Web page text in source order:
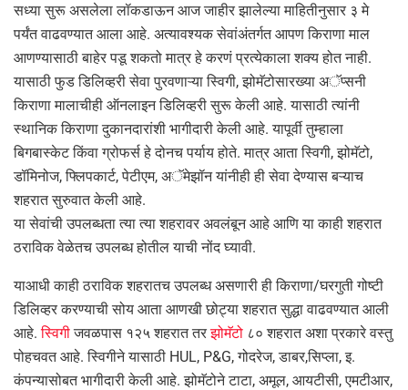
सध्या सुरू असलेला लॉकडाऊन आज जाहीर झालेल्या माहितीनुसार ३ मे
पर्यंत वाढवण्यात आला आहे. अत्यावश्यक सेवांअंतर्गत आपण किराणा माल
आणण्यासाठी बाहेर पडू शकतो मात्र हे करणं प्रत्येकाला शक्य होत नाही.
यासाठी फुड डिलिव्हरी सेवा पुरवणाऱ्या स्विगी, झोमॅटोसारख्या अॅप्सनी
किराणा मालाचीही ऑनलाइन डिलिव्हरी सुरू केली आहे. यासाठी त्यांनी
स्थानिक किराणा दुकानदारांशी भागीदारी केली आहे. यापूर्वी तुम्हाला
बिगबास्केट किंवा ग्रोफर्स हे दोनच पर्याय होते. मात्र आता स्विगी, झोमॅटो,
डॉमिनोज, फ्लिपकार्ट, पेटीएम, अॅमेझॉन यांनीही ही सेवा देण्यास बऱ्याच
शहरात सुरुवात केली आहे.
या सेवांची उपलब्धता त्या त्या शहरावर अवलंबून आहे आणि या काही शहरात
ठराविक वेळेतच उपलब्ध होतील याची नोंद घ्यावी.
याआधी काही ठराविक शहरातच उपलब्ध असणारी ही किराणा/घरगुती गोष्टी
डिलिव्हर करण्याची सोय आता आणखी छोट्या शहरात सुद्धा वाढवण्यात आली
आहे.स्विगीजवळपास १२५ शहरात तरझोमॅटो ८० शहरात अशा प्रकारे वस्तु
पोहचवत आहे. स्विगीने यासाठी HUL, P&G, गोदरेज, डाबर,सिप्ला, इ.
कंपन्यासोबत भागीदारी केली आहे. झोमॅटोने टाटा, अमूल, आयटीसी, एमटीआर,